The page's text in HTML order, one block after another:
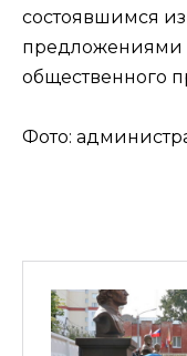
состоявшимся
предложениями
общественного
Фото: